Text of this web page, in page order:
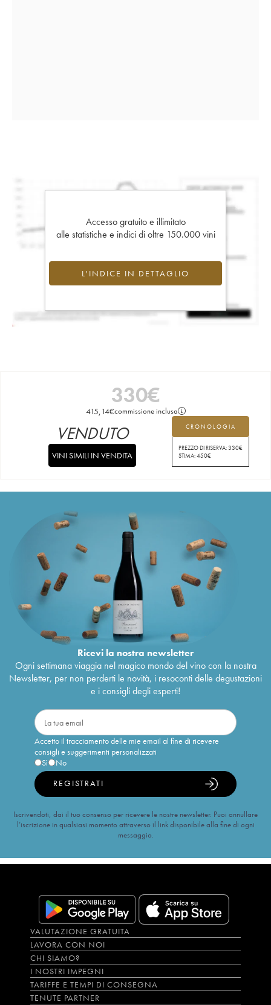
Accesso gratuito e illimitato
alle statistiche e indici di oltre 150.000 vini
L'INDICE IN DETTAGLIO
330€
415,14€commissione inclusa
CRONOLOGIA
PREZZO DI RISERVA:330€
STIMA:450€
VENDUTO
VINI SIMILI IN VENDITA
Ricevi la nostra newsletter
Ogni settimana viaggia nel magico mondo del vino con la nostra
Newsletter, per non perderti le novità, i resoconti delle degustazioni
e i consigli degli esperti!
Accetto il tracciamento delle mie email al fine di ricevere
consigli e suggerimenti personalizzati
Sì
No
REGISTRATI
Iscrivendoti, dai il tuo consenso per ricevere le nostre newsletter. Puoi annullare
l’iscrizione in qualsiasi momento attraverso il link disponibile alla fine di ogni
messaggio.
VALUTAZIONE GRATUITA
LAVORA CON NOI
CHI SIAMO?
I NOSTRI IMPEGNI
TARIFFE E TEMPI DI CONSEGNA
TENUTE PARTNER